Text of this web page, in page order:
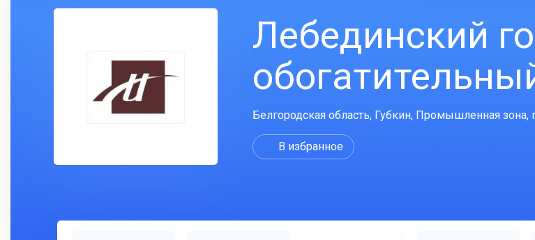
Лебединский
Белгородская область, Губкин, Промышленная
В избранное